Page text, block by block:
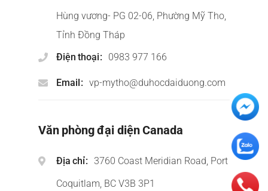
Hùng vương- PG 02-06, Phường Mỹ Tho,
Tỉnh Đồng Tháp
Điện thoại
0983 977 166
Email vp-mytho@duhocdaiduong.com
Văn phòng đại diện Canada
Địa chỉ
3760 Coast Meridian Road, Port
Coquitlam, BC V3B 3P1